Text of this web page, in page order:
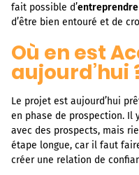
fait possible d’
d’être bien entouré et de
Où en est
aujourd’hui
Le projet est aujourd’hui
en phase de prospection. Il
avec des prospects, mais
étape longue, car il faut
créer une relation de